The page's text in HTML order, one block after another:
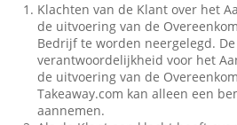
Klachten van de Klant over het
de uitvoering van de
Bedrijf te worden neergelegd.
verantwoordelijkheid voor het
de uitvoering van de
Takeaway.com kan alleen een
aannemen.